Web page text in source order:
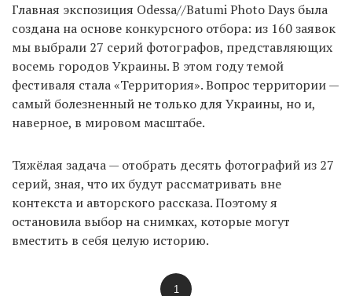
Главная экспозиция Odessa//Batumi Photo Days была
создана на основе конкурсного отбора: из 160 заявок
мы выбрали 27 серий фотографов, представляющих
восемь городов Украины. В этом году темой
фестиваля стала «Территория». Вопрос территории —
самый болезненный не только для Украины, но и,
наверное, в мировом масштабе.
Тяжёлая задача — отобрать десять фотографий из 27
серий, зная, что их будут рассматривать вне
контекста и авторского рассказа. Поэтому я
остановила выбор на снимках, которые могут
вместить в себя целую историю.
1